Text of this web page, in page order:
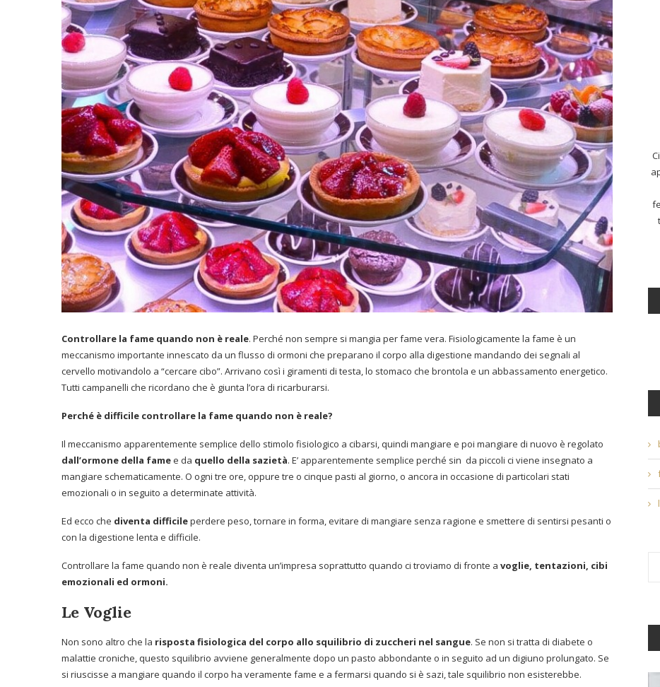
Controllare la fame quando non è reale. Perché non sempre si mangia per fame vera. Fisiologicamente la fame è un
meccanismo importante innescato da un flusso di ormoni che preparano il corpo alla digestione mandando dei segnali al
cervello motivandolo a “cercare cibo”. Arrivano così i giramenti di testa, lo stomaco che brontola e un abbassamento energetico.
Tutti campanelli che ricordano che è giunta l’ora di ricarburarsi.
Perché è difficile controllare la fame quando non è reale?
Il meccanismo apparentemente semplice dello stimolo fisiologico a cibarsi, quindi mangiare e poi mangiare di nuovo è regolato
dall’ormone della famee da quello della sazietà. E’ apparentemente semplice perché sin da piccoli ci viene insegnato a
mangiare schematicamente. O ogni tre ore, oppure tre o cinque pasti al giorno, o ancora in occasione di particolari stati
emozionali o in seguito a determinate attività.
Ed ecco che diventa difficileperdere peso, tornare in forma, evitare di mangiare senza ragione e smettere di sentirsi pesanti o
con la digestione lenta e difficile.
Controllare la fame quando non è reale diventa un’impresa soprattutto quando ci troviamo di fronte a voglie, tentazioni, cibi
emozionali ed ormoni.
Le Voglie
Non sono altro che la risposta fisiologica del corpo allo squilibrio di zuccheri nel sangue. Se non si tratta di diabete o
malattie croniche, questo squilibrio avviene generalmente dopo un pasto abbondante o in seguito ad un digiuno prolungato. Se
si riuscisse a mangiare quando il corpo ha veramente fame e a fermarsi quando si è sazi, tale squilibrio non esisterebbe.